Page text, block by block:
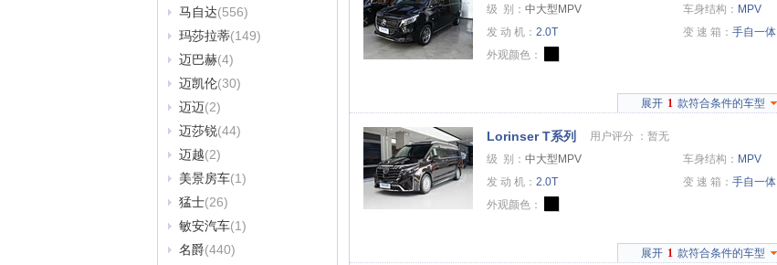
马自达(556)
玛莎拉蒂(149)
迈巴赫(4)
迈凯伦(30)
迈迈(2)
迈莎锐(44)
迈越(2)
美景房车(1)
猛士(26)
敏安汽车(1)
名爵(440)
级 别： 中大型MPV 车身结构： MPV
发 动 机： 2.0T 变 速 箱： 手自一体
外观颜色：
展开 1 款符合条件的车型
Lorinser T系列 用户评分 ： 暂无
级 别： 中大型MPV 车身结构： MPV
发 动 机： 2.0T 变 速 箱： 手自一体
外观颜色：
展开 1 款符合条件的车型